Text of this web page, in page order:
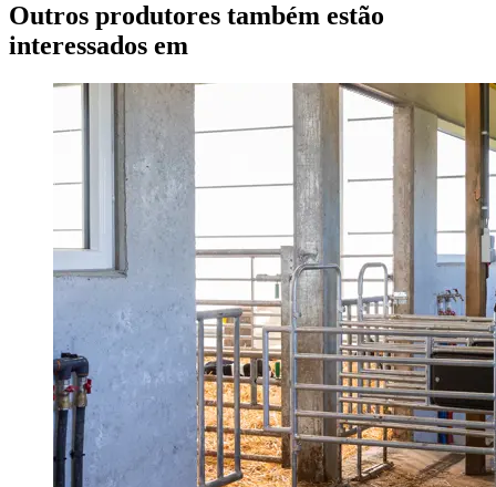
Outros produtores também estão
interessados em